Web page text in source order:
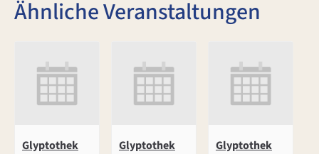
Ähnliche Veranstaltungen
Glyptothek
Glyptothek
Glyptothek